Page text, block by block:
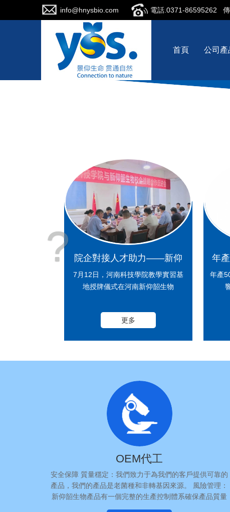
info@hnysbio.com 電話.0371-86595262
首頁 公司產
河南新仰韶生物科技有限公司，專業從事酶制劑和微生物
院企對接人才助力——新仰
韶生物又添新支撐
7月12日，河南科技學院教學實習基
地授牌儀式在河南新仰韶生物
更多
年
目
年產
?
OEM代工
安全保障 質量穩定：我們致力于為我們的客戶提供可靠的
產品，我們的產品是老菌種和非轉基因來源。 風險管理：
新仰韶生物產品有一個完整的生產控制體系確保產品質量